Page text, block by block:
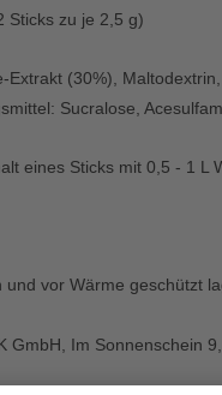
Sticks zu je 2,5 g)
Extrakt (30%), Maltodextrin,
Sucralose,
eines Sticks mit 0,5 - 1 L
und vor Wärme geschützt
GmbH, Im Sonnenschein